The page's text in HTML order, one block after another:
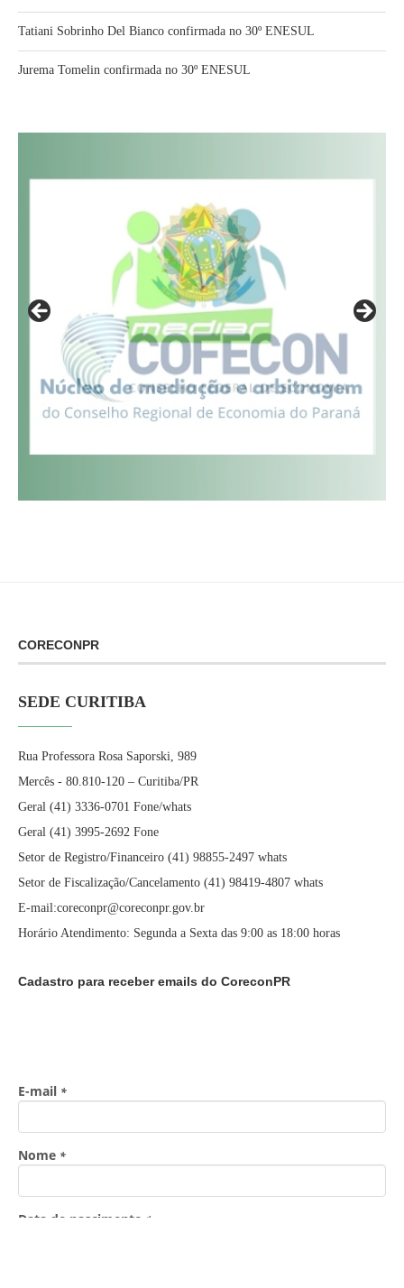
Tatiani Sobrinho Del Bianco confirmada no 30º ENESUL
Jurema Tomelin confirmada no 30º ENESUL
CORECONPR
SEDE CURITIBA
Rua Professora Rosa Saporski, 989
Mercês - 80.810-120 – Curitiba/PR
Geral (41) 3336-0701 Fone/whats
Geral (41) 3995-2692 Fone
Setor de Registro/Financeiro (41) 98855-2497 whats
Setor de Fiscalização/Cancelamento (41) 98419-4807 whats
E-mail:coreconpr@coreconpr.gov.br
Horário Atendimento: Segunda a Sexta das 9:00 as 18:00 horas
Cadastro para receber emails do CoreconPR